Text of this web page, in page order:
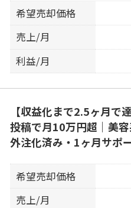
希望売却価格
売上/月
利益/月
【収益化まで2.5ヶ月
投稿で月10万円超｜美
外注化済み・1ヶ月サポ
希望売却価格
売上/月